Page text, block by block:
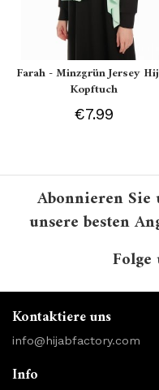
Farah - Minzgrün Jersey
Kopftuch
€7.99
Abonnieren
unsere besten
Folge
Kontaktiere uns
info@hijabfactory.com
Info